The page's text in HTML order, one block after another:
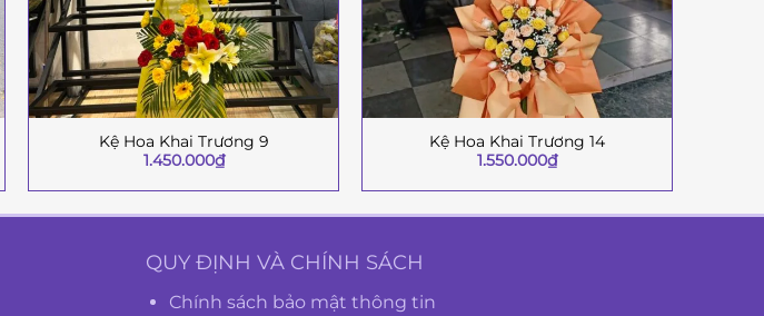
Kệ Hoa Khai Trương 9
1.450.000₫
Kệ Hoa Khai Trương 14
1.550.000₫
QUY ĐỊNH VÀ CHÍNH SÁCH
Chính sách bảo mật thông tin